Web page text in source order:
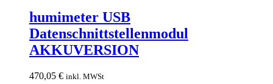
humimeter USB
Datenschnittstellenmodul
AKKUVERSION
470,05 € inkl. MWSt